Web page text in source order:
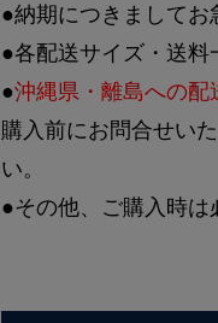
●納期につきましてお
●各配送サイズ・送
●沖縄県・離島への配
購入前にお問合せい
い。
●その他、ご購入時は